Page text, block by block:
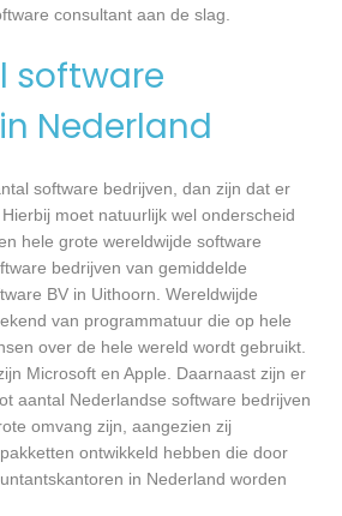
consultant aan de slag.
software
Nederland
software bedrijven, dan zijn dat er
moet natuurlijk wel onderscheid
hele grote wereldwijde software
bedrijven van gemiddelde
BV in Uithoorn. Wereldwijde
van programmatuur die op hele
over de hele wereld wordt gebruikt.
Microsoft en Apple. Daarnaast zijn er
aantal Nederlandse software bedrijven
omvang zijn, aangezien zij
ontwikkeld hebben die door
in Nederland worden